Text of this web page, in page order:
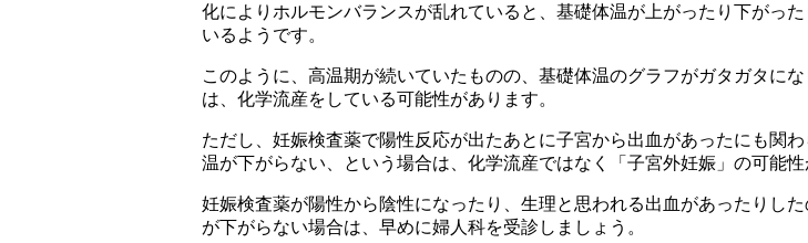
化によりホルモンバランスが乱れていると、基礎体温が上がったり下がっ
いるようです。
このように、高温期が続いていたものの、基礎体温のグラフがガタガタに
は、化学流産をしている可能性があります。
ただし、妊娠検査薬で陽性反応が出たあとに子宮から出血があったにも関
温が下がらない、という場合は、化学流産ではなく「子宮外妊娠」の可能性
妊娠検査薬が陽性から陰性になったり、生理と思われる出血があったりし
が下がらない場合は、早めに婦人科を受診しましょう。